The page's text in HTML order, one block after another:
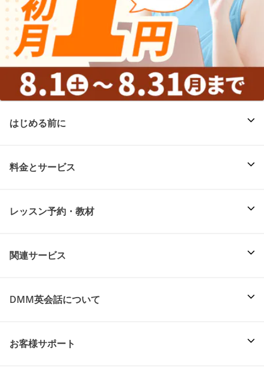
はじめる前に
料金とサービス
レッスン予約・教材
関連サービス
DMM英会話について
お客様サポート